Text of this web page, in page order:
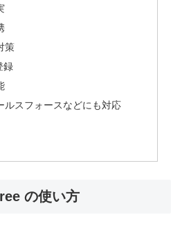
策
録
ルスフォースなどにも対応
の使い方